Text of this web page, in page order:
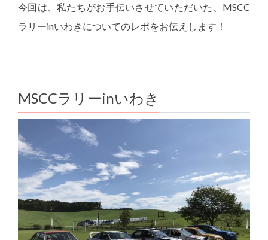
今回は、私たちがお手伝いさせていただいた、MSCC
ラリーinいわきについてのレポをお伝えします！
MSCCラリーinいわき